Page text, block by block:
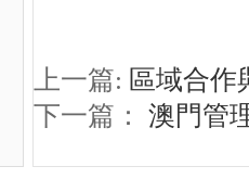
上一篇: 區域合作
下一篇： 澳門管